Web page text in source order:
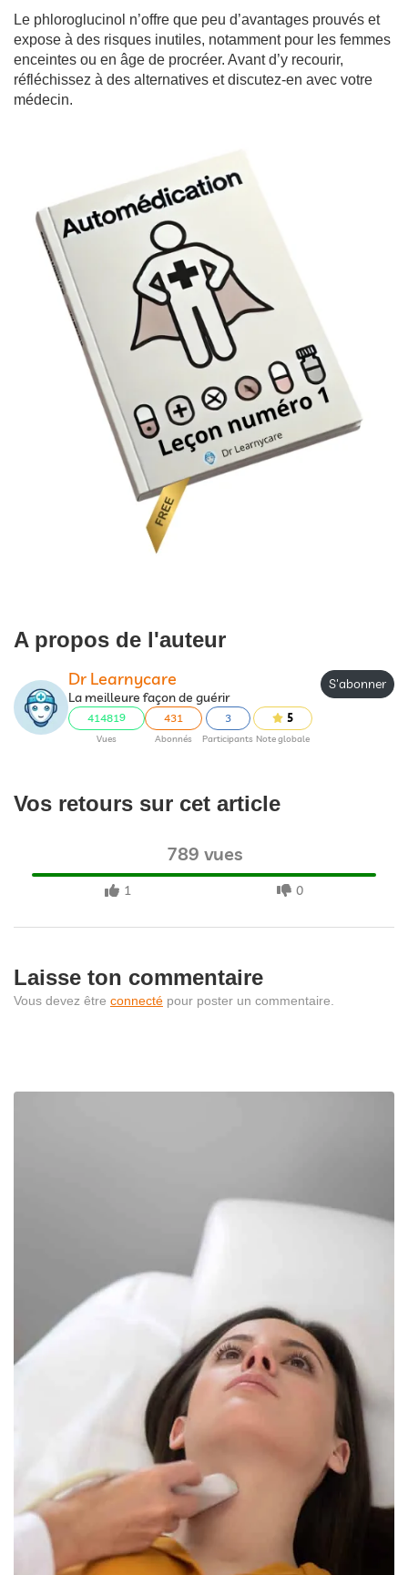
Le phloroglucinol n’offre que peu d’avantages prouvés et
expose à des risques inutiles, notamment pour les femmes
enceintes ou en âge de procréer. Avant d’y recourir,
réfléchissez à des alternatives et discutez-en avec votre
médecin.
A propos de l'auteur
Dr Learnycare
La meilleure façon de guérir
414819
Vues
431
Abonnés
3
Participants
5
Note globale
S'abonner
Vos retours sur cet article
789 vues
1 0
Laisse ton commentaire
Vous devez être connecté pour poster un commentaire.